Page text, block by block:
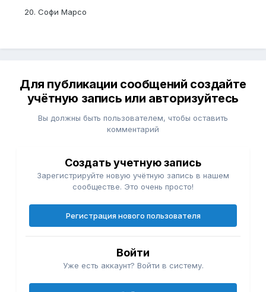
20. Софи Марсо
Для публикации сообщений создайте
учётную запись или авторизуйтесь
Вы должны быть пользователем, чтобы оставить
комментарий
Создать учетную запись
Зарегистрируйте новую учётную запись в нашем
сообществе. Это очень просто!
Регистрация нового пользователя
Войти
Уже есть аккаунт? Войти в систему.